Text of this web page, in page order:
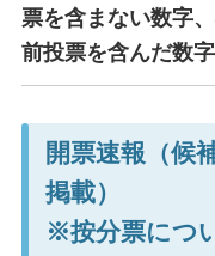
票を含まない数字
前投票を含んだ数字
開票速報（候
掲載）
※按分票につ